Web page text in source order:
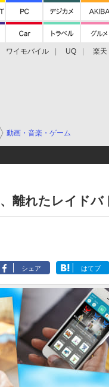
ワイモバイル UQ 楽天
動画・音楽・ゲーム
離れたレイド
シェア はてブ